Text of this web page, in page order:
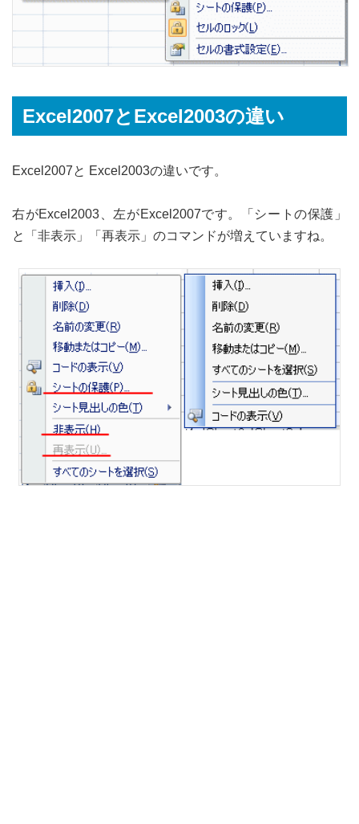
Excel2007とExcel2003の違い
Excel2007と Excel2003の違いです。
右がExcel2003、左がExcel2007です。「シートの保護」
と「非表示」「再表示」のコマンドが増えていますね。